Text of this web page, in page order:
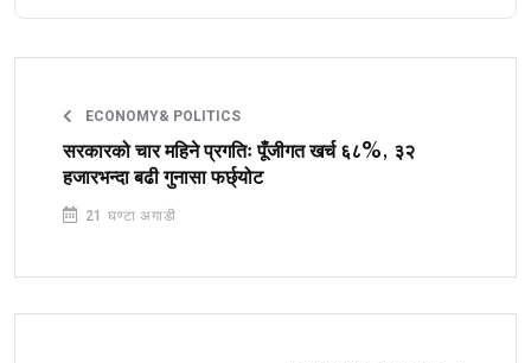
ECONOMY& POLITICS
सरकारको चार महिने प्रगतिः पूँजीगत खर्च ६८%, ३२
हजारभन्दा बढी गुनासा फर्छ्योट
21 घण्टा अगाडी